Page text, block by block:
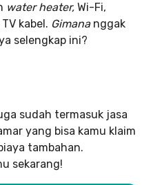
water heater, Wi-Fi,
kabel. Gimananggak
selengkap ini?
sudah termasuk jasa
yang bisa kamu klaim
tambahan.
sekarang!